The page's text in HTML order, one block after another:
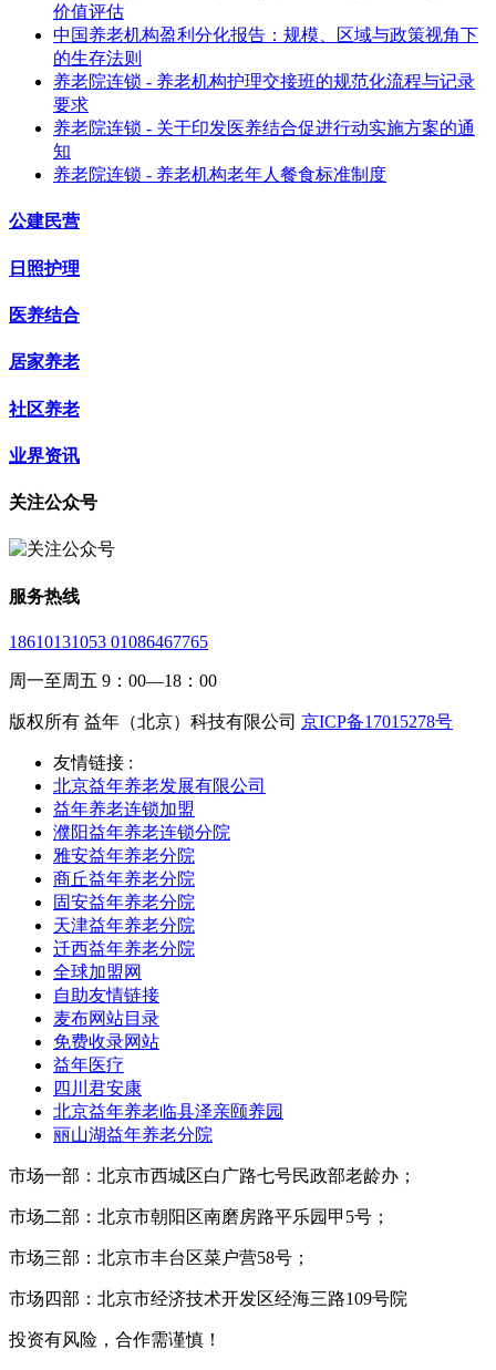
价值评估
中国养老机构盈利分化报告：规模、区域与政策视角下
的生存法则
养老院连锁 - 养老机构护理交接班的规范化流程与记录
要求
养老院连锁 - 关于印发医养结合促进行动实施方案的通
知
养老院连锁 - 养老机构老年人餐食标准制度
公建民营
日照护理
医养结合
居家养老
社区养老
业界资讯
关注公众号
服务热线
18610131053 01086467765
周一至周五 9：00—18：00
版权所有 益年（北京）科技有限公司 京ICP备17015278号
友情链接 :
北京益年养老发展有限公司
益年养老连锁加盟
濮阳益年养老连锁分院
雅安益年养老分院
商丘益年养老分院
固安益年养老分院
天津益年养老分院
迁西益年养老分院
全球加盟网
自助友情链接
麦布网站目录
免费收录网站
益年医疗
四川君安康
北京益年养老临县泽亲颐养园
丽山湖益年养老分院
市场一部：北京市西城区白广路七号民政部老龄办；
市场二部：北京市朝阳区南磨房路平乐园甲5号；
市场三部：北京市丰台区菜户营58号；
市场四部：北京市经济技术开发区经海三路109号院
投资有风险，合作需谨慎！